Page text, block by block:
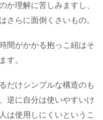
か理解に苦しみますし、
さらに面倒くさいもの。
間がかかる抱っこ紐はそ
す。
だけシンプルな構造のも
逆に自分は使いやすいけ
は使用しにくいというこ